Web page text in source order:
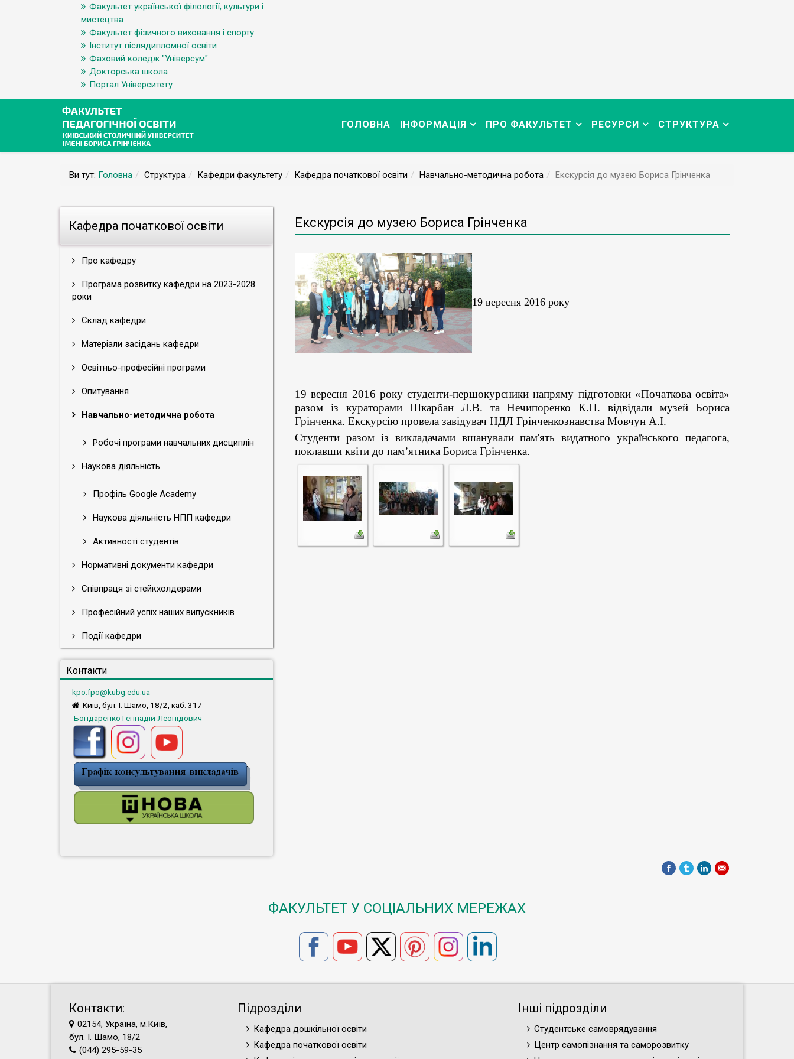
Факультет української філології, культури і
мистецтва
Факультет фізичного виховання і спорту
Інститут післядипломної освіти
Фаховий коледж "Універсум"
Докторська школа
Портал Університету
ГОЛОВНА ІНФОРМАЦІЯ ПРО ФАКУЛЬТЕТ РЕСУРСИ СТРУКТУРА
Ви тут: Головна Структура Кафедри факультету Кафедра початкової освіти Навчально-методична робота Екскурсія до музею Бориса Грінченка
Кафедра початкової освіти
Про кафедру
Програма розвитку кафедри на 2023-2028
роки
Склад кафедри
Матеріали засідань кафедри
Освітньо-професійні програми
Опитування
Навчально-методична робота
Робочі програми навчальних дисциплін
Наукова діяльність
Профіль Google Academy
Наукова діяльність НПП кафедри
Активності студентів
Нормативні документи кафедри
Співпраця зі стейкхолдерами
Професійний успіх наших випускників
Події кафедри
Контакти
kpo.fpo@kubg.edu.ua
Київ, бул. І. Шамо, 18/2, каб. 317
Бондаренко Геннадій Леонідович
Екскурсія до музею Бориса Грінченка
19 вересня 2016 року
19 вересня 2016 року студенти-першокурсники напряму підготовки «Початкова освіта»
разом із кураторами Шкарбан Л.В. та Нечипоренко К.П. відвідали музей Бориса
Грінченка. Екскурсію провела завідувач НДЛ Грінченкознавства Мовчун А.І.
Студенти разом із викладачами вшанували пам'ять видатного українського педагога,
поклавши квіти до пам’ятника Бориса Грінченка.
ФАКУЛЬТЕТ У СОЦІАЛЬНИХ МЕРЕЖАХ
Контакти:
02154, Україна, м.Київ,
бул. І. Шамо, 18/2
(044) 295-59-35
Підрозділи
Кафедра дошкільної освіти
Кафедра початкової освіти
Інші підрозділи
Студентське самоврядування
Центр самопізнання та саморозвитку